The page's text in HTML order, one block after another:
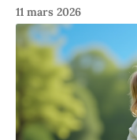
11 mars 2026